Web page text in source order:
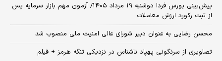
​پیش‌بینی بورس فردا دوشنبه ۱۹ مرداد ۱۴۰۵/ آزمون مهم بازار سرمایه پس
از ثبت رکورد ارزش معاملات
محسن رضایی به عنوان دبیر شورای عالی امنیت ملی منصوب شد
تصاویری از سرنگونی پهپاد ناشناس در نزدیکی تنگه هرمز + فیلم